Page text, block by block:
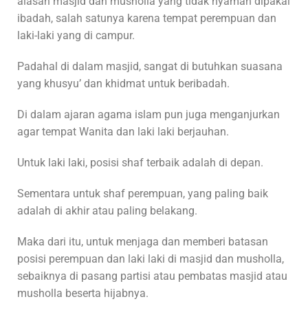
ibadah, salah satunya karena tempat perempuan dan
laki-laki yang di campur.
Padahal di dalam masjid, sangat di butuhkan suasana
yang khusyu’ dan khidmat untuk beribadah.
Di dalam ajaran agama islam pun juga menganjurkan
agar tempat Wanita dan laki laki berjauhan.
Untuk laki laki, posisi shaf terbaik adalah di depan.
Sementara untuk shaf perempuan, yang paling baik
adalah di akhir atau paling belakang.
Maka dari itu, untuk menjaga dan memberi batasan
posisi perempuan dan laki laki di masjid dan musholla,
sebaiknya di pasang partisi atau pembatas masjid atau
musholla beserta hijabnya.